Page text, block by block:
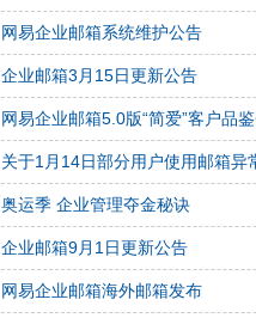
网易企业邮箱系统维护公告
企业邮箱3月15日更新公告
网易企业邮箱5.0版“简爱”客户品
关于1月14日部分用户使用邮箱异
奥运季 企业管理夺金秘诀
企业邮箱9月1日更新公告
网易企业邮箱海外邮箱发布